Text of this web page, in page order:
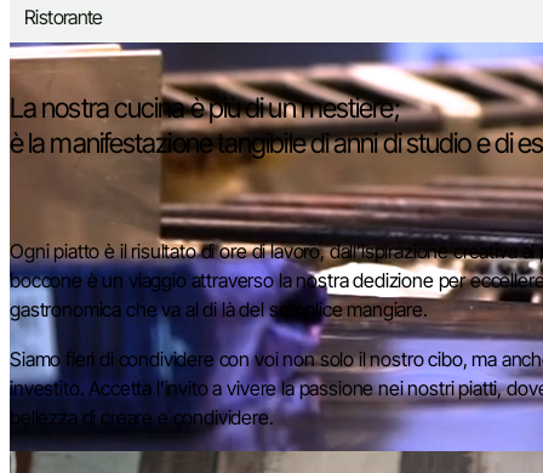
Ristorante
La nostra cucina è più di un mestiere;
è la manifestazione tangibile di anni di studio e di
Ogni piatto è il risultato di ore di lavoro, dall’ispirazione creativa
boccone è un viaggio attraverso la nostra dedizione per
gastronomica che va al di là del semplice mangiare.
Siamo fieri di condividere con voi non solo il nostro cibo, ma
investito. Accetta l’invito a vivere la passione nei nostri piatti,
bellezza di creare e condividere.